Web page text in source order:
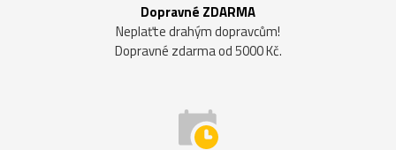
Dopravné ZDARMA
Neplaťte drahým dopravcům!
Dopravné zdarma od 5000 Kč.